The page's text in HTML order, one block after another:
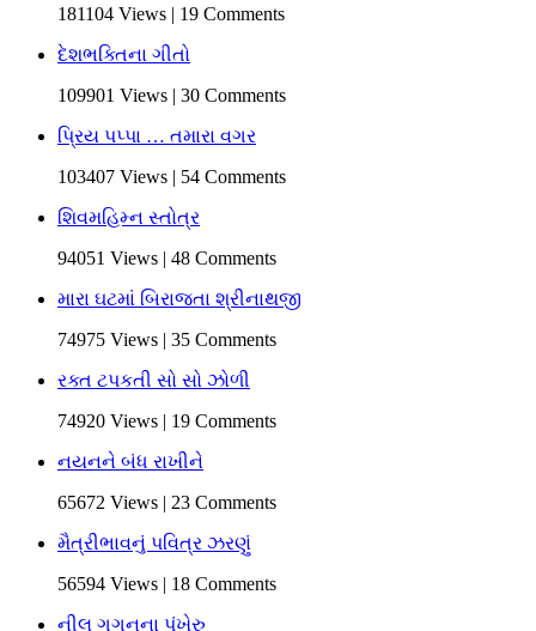
181104 Views | 19 Comments
દેશભક્તિના ગીતો
109901 Views | 30 Comments
પ્રિય પપ્પા … તમારા વગર
103407 Views | 54 Comments
શિવમહિમ્ન સ્તોત્ર
94051 Views | 48 Comments
મારા ઘટમાં બિરાજતા શ્રીનાથજી
74975 Views | 35 Comments
રક્ત ટપકતી સો સો ઝોળી
74920 Views | 19 Comments
નયનને બંધ રાખીને
65672 Views | 23 Comments
મૈત્રીભાવનું પવિત્ર ઝરણું
56594 Views | 18 Comments
નીલ ગગનના પંખેરુ